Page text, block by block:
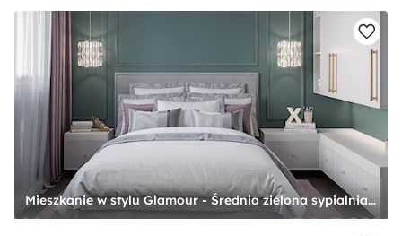
Mieszkanie w stylu Glamour - Średnia zielona sypialnia, styl glamour - zdjęcie od Dom-Art